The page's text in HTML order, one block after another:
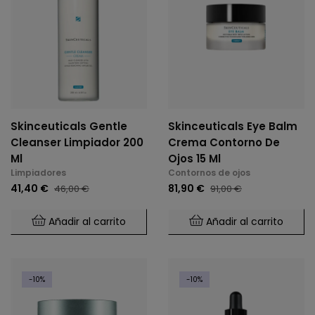
Skinceuticals Gentle
Cleanser Limpiador 200
Ml
Limpiadores
41,40 € 46,00 €
Añadir al carrito
Skinceuticals Eye Balm
Crema Contorno De
Ojos 15 Ml
Contornos de ojos
81,90 € 91,00 €
Añadir al carrito
-10% -10%